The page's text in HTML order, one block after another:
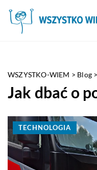
WSZYSTKO-WIEM > Blog >
Jak dbać o
TECHNOLOGIA